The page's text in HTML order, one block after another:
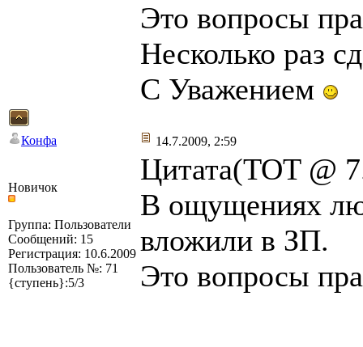
Это вопросы
Несколько раз
С Уважением
Конфа 14.7.2009, 2:59
Новичок
Группа: Пользователи
Сообщений: 15
Регистрация: 10.6.2009
Пользователь №: 71
{ступень}:5/3
Цитата(TOT @
В ощущениях
вложили в ЗП.
Это вопросы